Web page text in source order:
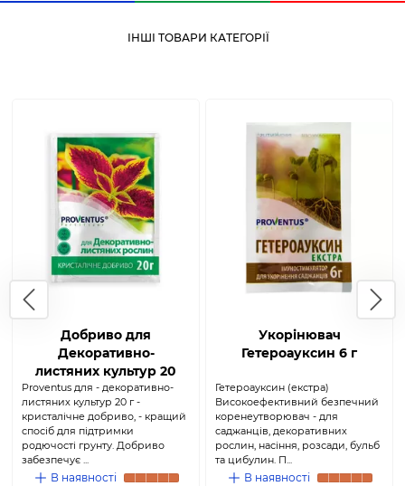
ІНШІ ТОВАРИ КАТЕГОРІЇ
Добриво для
Декоративно-
листяних культур 20
г (Proventus)
Proventus для - декоративно-
листяних культур 20 г -
кристалічне добриво, - кращий
спосіб для підтримки
родючості грунту. Добриво
забезпечує ...
В наявності
Укорінювач
Гетероауксин 6 г
Гетероауксин (екстра)
Високоефективний безпечний
коренеутворювач - для
саджанців, декоративних
рослин, насіння, розсади, бульб
та цибулин. П...
В наявності